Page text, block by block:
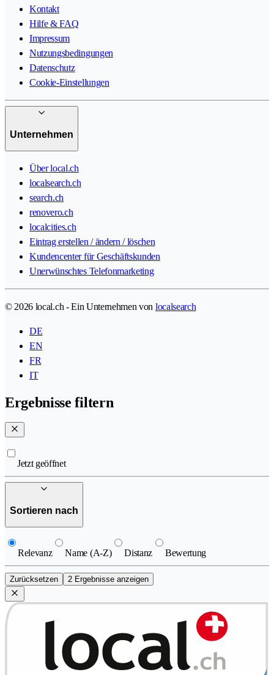
Kontakt
Hilfe & FAQ
Impressum
Nutzungsbedingungen
Datenschutz
Cookie-Einstellungen
Unternehmen
Über local.ch
localsearch.ch
search.ch
renovero.ch
localcities.ch
Eintrag erstellen / ändern / löschen
Kundencenter für Geschäftskunden
Unerwünschtes Telefonmarketing
© 2026 local.ch - Ein Unternehmen von localsearch
DE
EN
FR
IT
Ergebnisse filtern
Jetzt geöffnet
Sortieren nach
Relevanz Name (A-Z) Distanz Bewertung
Zurücksetzen 2 Ergebnisse anzeigen